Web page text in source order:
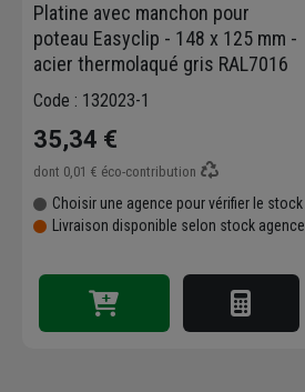
Platine avec manchon pour
poteau Easyclip - 148 x 125 mm -
acier thermolaqué gris RAL7016
Code : 132023-1
35,34 €
dont 0,01 € éco-contribution
Choisir une agence pour vérifier le stock
Livraison disponible selon stock agence